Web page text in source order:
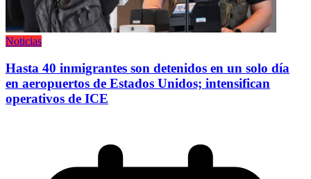
Noticias
Hasta 40 inmigrantes son detenidos en un solo día
en aeropuertos de Estados Unidos; intensifican
operativos de ICE